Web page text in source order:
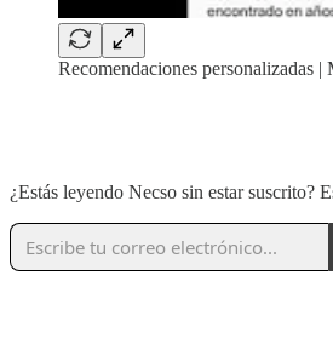
Recomendaciones personalizadas |
¿Estás leyendo Necso sin estar suscrito?